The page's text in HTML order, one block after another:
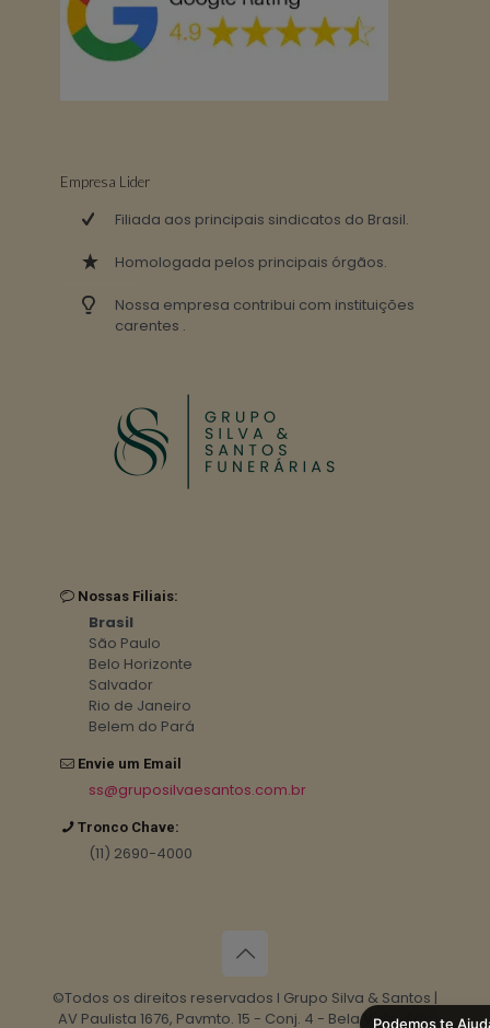
Empresa Lider
Filiada aos principais sindicatos do Brasil.
Homologada pelos principais órgãos.
Nossa empresa contribui com instituições
carentes .
Nossas Filiais:
Brasil
São Paulo
Belo Horizonte
Salvador
Rio de Janeiro
Belem do Pará
Envie um Email
ss@gruposilvaesantos.com.br
Tronco Chave:
(11) 2690-4000
©Todos os direitos reservados I Grupo Silva & Santos |
AV Paulista 1676, Pavmto. 15 - Conj. 4 - Bela Vista, São
Podemos te